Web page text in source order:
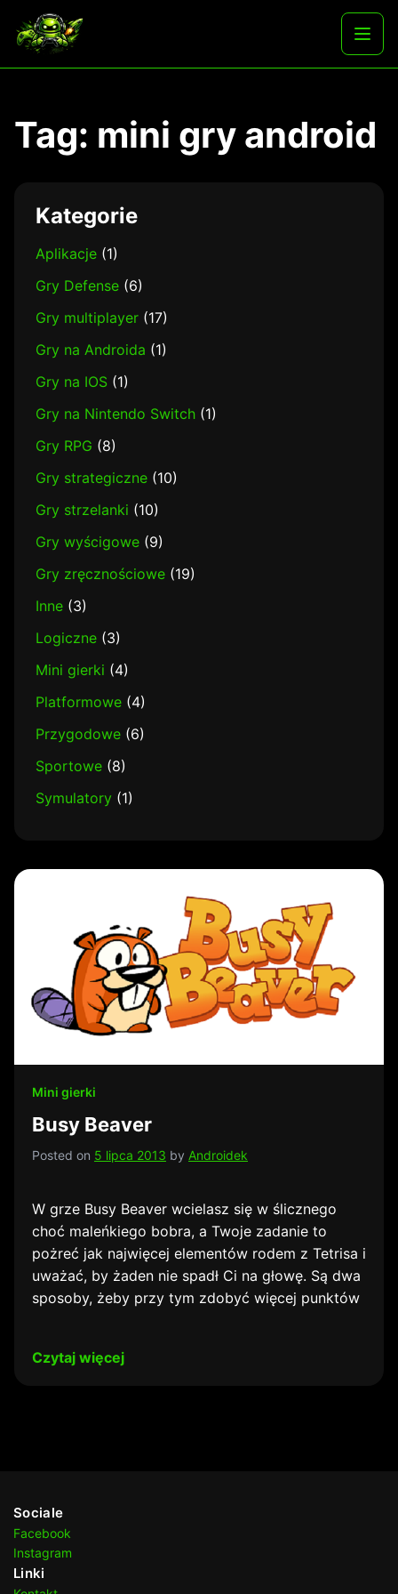
content
Najlepsze darmowe gry i aplikacje na androida
menu
Tag: mini gry android
Kategorie
Aplikacje (1)
Gry Defense (6)
Gry multiplayer (17)
Gry na Androida (1)
Gry na IOS (1)
Gry na Nintendo Switch (1)
Gry RPG (8)
Gry strategiczne (10)
Gry strzelanki (10)
Gry wyścigowe (9)
Gry zręcznościowe (19)
Inne (3)
Logiczne (3)
Mini gierki (4)
Platformowe (4)
Przygodowe (6)
Sportowe (8)
Symulatory (1)
Mini gierki
Busy Beaver
Posted on 5 lipca 2013 by Androidek
W grze Busy Beaver wcielasz się w ślicznego
choć maleńkiego bobra, a Twoje zadanie to
pożreć jak najwięcej elementów rodem z Tetrisa i
uważać, by żaden nie spadł Ci na głowę. Są dwa
sposoby, żeby przy tym zdobyć więcej punktów
Czytaj więcej
Sociale
Facebook
Instagram
Linki